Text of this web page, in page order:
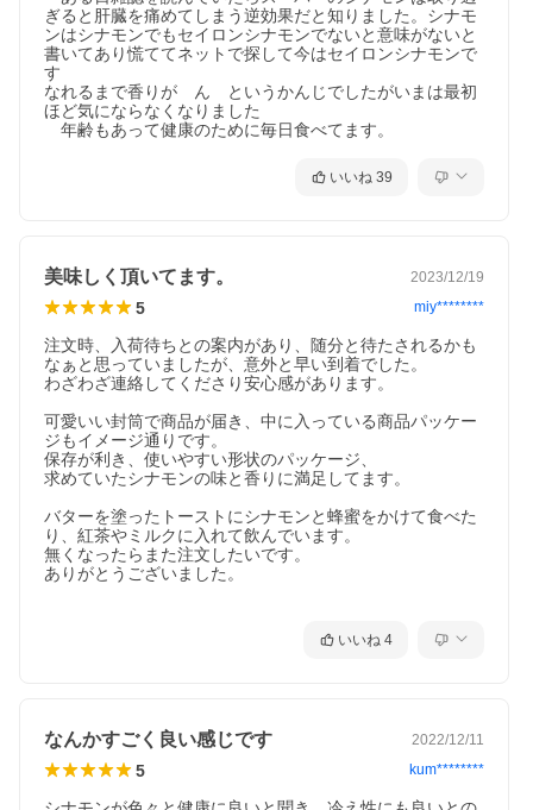
ぎると肝臓を痛めてしまう逆効果だと知りました。シナモ
ンはシナモンでもセイロンシナモンでないと意味がないと
書いてあり慌ててネットで探して今はセイロンシナモンで
す
なれるまで香りが　ん　というかんじでしたがいまは最初
ほど気にならなくなりました
いいね 39
美味しく頂いてます。 2023/12/19
5 miy********
注文時、入荷待ちとの案内があり、随分と待たされるかも
なぁと思っていましたが、意外と早い到着でした。
わざわざ連絡してくださり安心感があります。
可愛いい封筒で商品が届き、中に入っている商品パッケー
ジもイメージ通りです。
保存が利き、使いやすい形状のパッケージ、
求めていたシナモンの味と香りに満足してます。
バターを塗ったトーストにシナモンと蜂蜜をかけて食べた
り、紅茶やミルクに入れて飲んでいます。
無くなったらまた注文したいです。
ありがとうございました。
いいね 4
なんかすごく良い感じです 2022/12/11
5 kum********